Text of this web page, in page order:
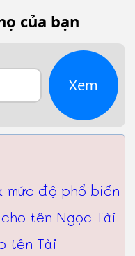
của bạn
Xem
mức độ phổ biến
tên Ngọc Tài
tên Tài